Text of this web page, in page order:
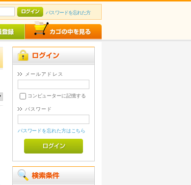
パスワードを忘れた方
メールアドレス
コンピューターに記憶する
パスワード
パスワードを忘れた方はこちら